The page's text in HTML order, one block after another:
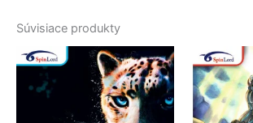
Súvisiace produkty